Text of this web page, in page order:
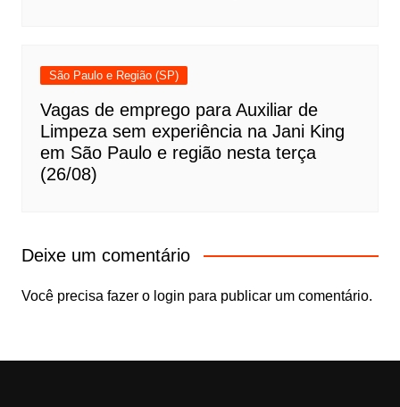
São Paulo e Região (SP)
Vagas de emprego para Auxiliar de
Limpeza sem experiência na Jani King
em São Paulo e região nesta terça
(26/08)
Deixe um comentário
Você precisa fazer o login para publicar um comentário.